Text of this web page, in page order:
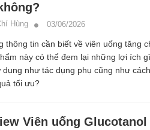
Hùng 03/06/2026
thông tin cần biết về viên uống tăng
này có thể đem lại những lợi ích
dụng như tác dụng phụ cũng như
tối ưu?
Viên uống